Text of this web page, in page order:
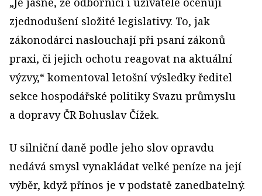
zjednodušení složité legislativy. To, jak
zákonodárci naslouchají při psaní zákonů
praxi, či jejich ochotu reagovat na aktuální
výzvy,“ komentoval letošní výsledky ředitel
sekce hospodářské politiky Svazu průmyslu
a dopravy ČR Bohuslav Čížek.
U silniční daně podle jeho slov opravdu
nedává smysl vynakládat velké peníze na její
výběr, když přínos je v podstatě zanedbatelný.